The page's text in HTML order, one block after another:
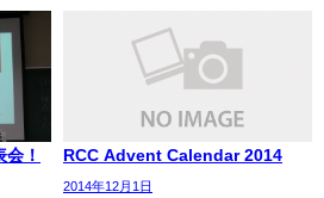
！ RCC Advent Calendar 2014
2014年12月1日